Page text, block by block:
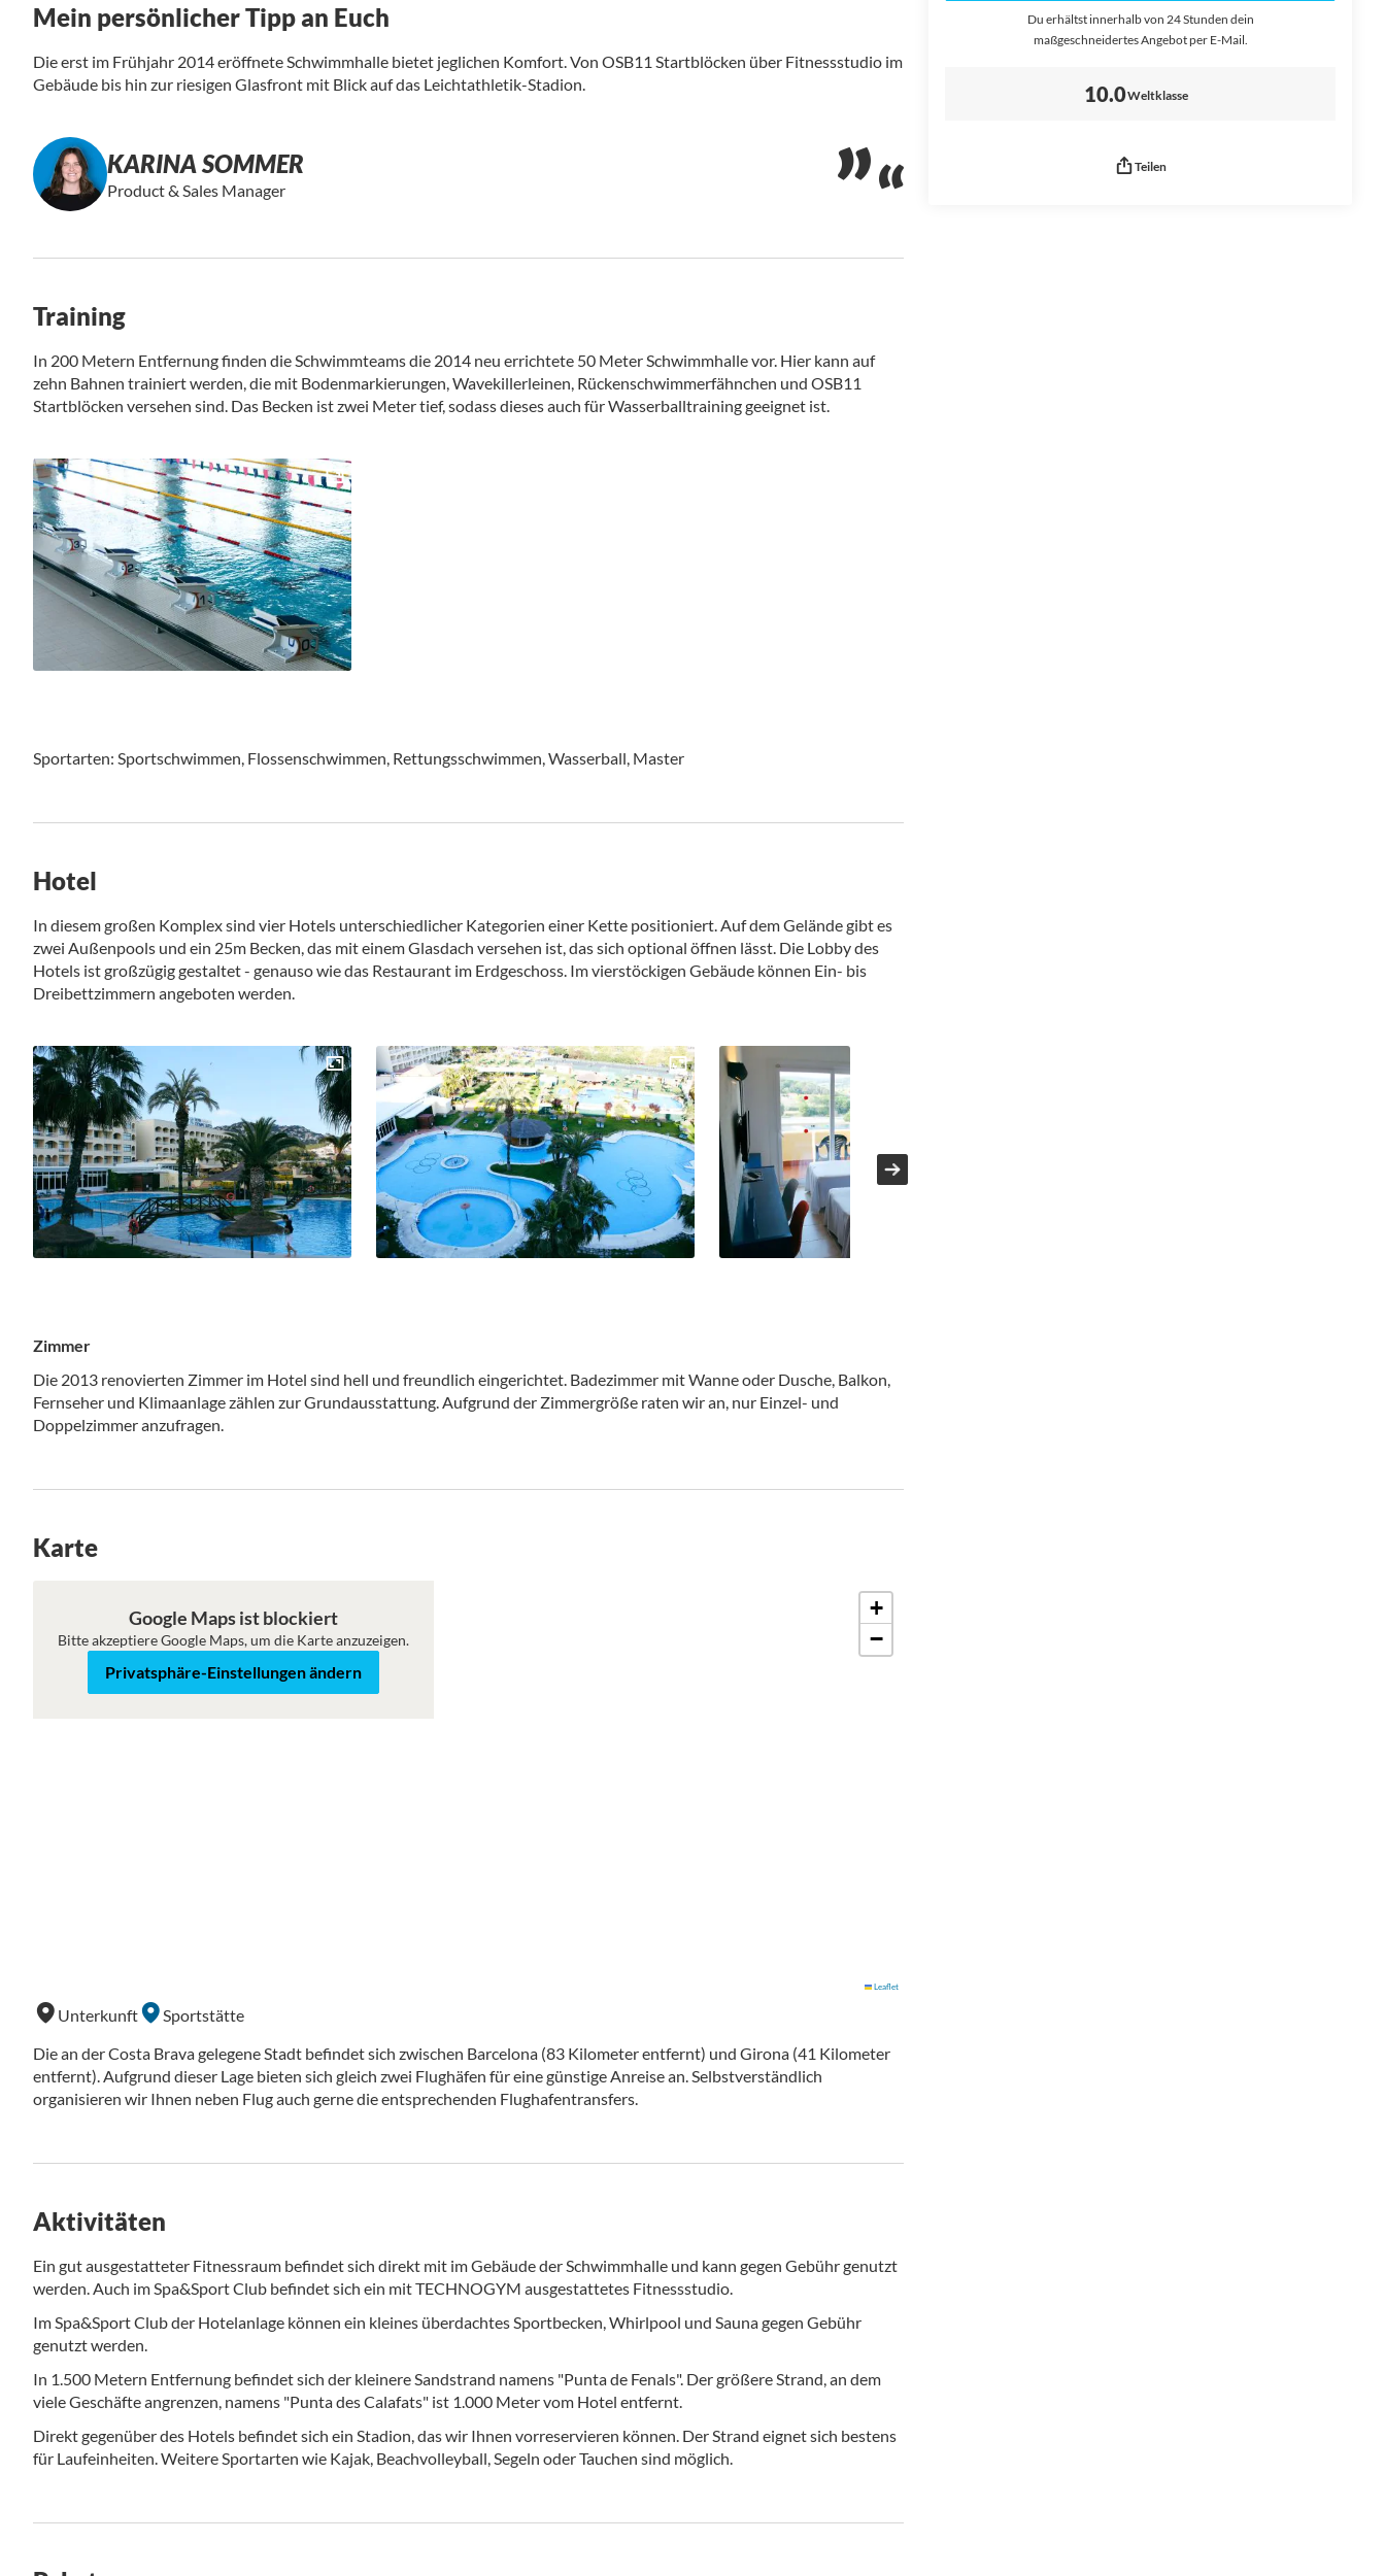
Mein persönlicher Tipp an Euch
Die erst im Frühjahr 2014 eröffnete Schwimmhalle bietet jeglichen Komfort. Von OSB11 Startblöcken über Fitnessstudio im
Gebäude bis hin zur riesigen Glasfront mit Blick auf das Leichtathletik-Stadion.
KARINA SOMMER
Product & Sales Manager
Training
In 200 Metern Entfernung finden die Schwimmteams die 2014 neu errichtete 50 Meter Schwimmhalle vor. Hier kann auf
zehn Bahnen trainiert werden, die mit Bodenmarkierungen, Wavekillerleinen, Rückenschwimmerfähnchen und OSB11
Startblöcken versehen sind. Das Becken ist zwei Meter tief, sodass dieses auch für Wasserballtraining geeignet ist.
Sportarten: Sportschwimmen, Flossenschwimmen, Rettungsschwimmen, Wasserball, Master
Hotel
In diesem großen Komplex sind vier Hotels unterschiedlicher Kategorien einer Kette positioniert. Auf dem Gelände gibt es
zwei Außenpools und ein 25m Becken, das mit einem Glasdach versehen ist, das sich optional öffnen lässt. Die Lobby des
Hotels ist großzügig gestaltet - genauso wie das Restaurant im Erdgeschoss. Im vierstöckigen Gebäude können Ein- bis
Dreibettzimmern angeboten werden.
Zimmer
Die 2013 renovierten Zimmer im Hotel sind hell und freundlich eingerichtet. Badezimmer mit Wanne oder Dusche, Balkon,
Fernseher und Klimaanlage zählen zur Grundausstattung. Aufgrund der Zimmergröße raten wir an, nur Einzel- und
Doppelzimmer anzufragen.
Karte
Roadmap Satellit
+
−
Leaflet
Google Maps ist blockiert
Bitte akzeptiere Google Maps, um die Karte anzuzeigen.
Privatsphäre-Einstellungen ändern
Unterkunft
Sportstätte
Die an der Costa Brava gelegene Stadt befindet sich zwischen Barcelona (83 Kilometer entfernt) und Girona (41 Kilometer
entfernt). Aufgrund dieser Lage bieten sich gleich zwei Flughäfen für eine günstige Anreise an. Selbstverständlich
organisieren wir Ihnen neben Flug auch gerne die entsprechenden Flughafentransfers.
Aktivitäten
Ein gut ausgestatteter Fitnessraum befindet sich direkt mit im Gebäude der Schwimmhalle und kann gegen Gebühr genutzt
werden. Auch im Spa&Sport Club befindet sich ein mit TECHNOGYM ausgestattetes Fitnessstudio.
Im Spa&Sport Club der Hotelanlage können ein kleines überdachtes Sportbecken, Whirlpool und Sauna gegen Gebühr
genutzt werden.
In 1.500 Metern Entfernung befindet sich der kleinere Sandstrand namens "Punta de Fenals". Der größere Strand, an dem
viele Geschäfte angrenzen, namens "Punta des Calafats" ist 1.000 Meter vom Hotel entfernt.
Direkt gegenüber des Hotels befindet sich ein Stadion, das wir Ihnen vorreservieren können. Der Strand eignet sich bestens
für Laufeinheiten. Weitere Sportarten wie Kajak, Beachvolleyball, Segeln oder Tauchen sind möglich.
Du erhältst innerhalb von 24 Stunden dein
maßgeschneidertes Angebot per E-Mail.
Weltklasse
10.0
Teilen